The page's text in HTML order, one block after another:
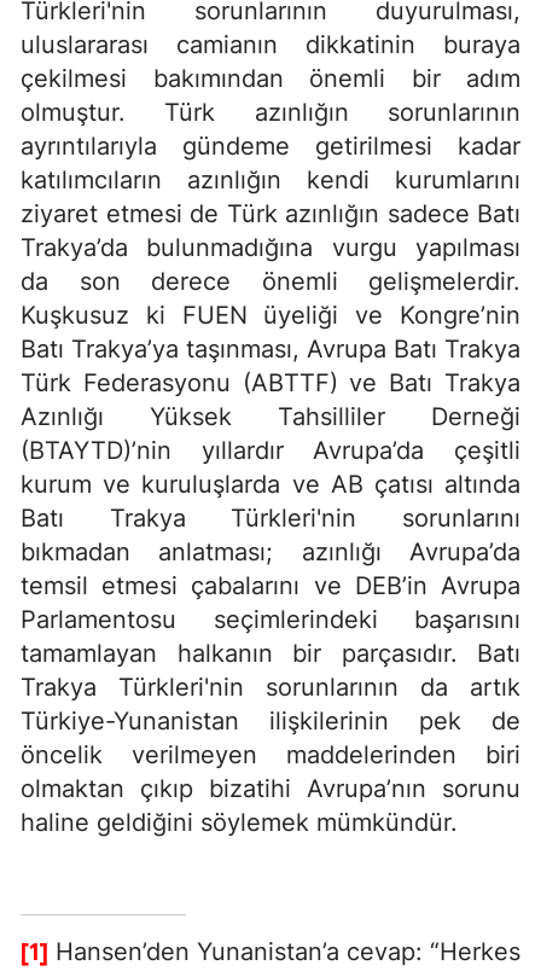
Türkleri'nin sorunlarının duyurulması,
uluslararası camianın dikkatinin buraya
çekilmesi bakımından önemli bir adım
olmuştur. Türk azınlığın sorunlarının
ayrıntılarıyla gündeme getirilmesi kadar
katılımcıların azınlığın kendi kurumlarını
ziyaret etmesi de Türk azınlığın sadece Batı
Trakya’da bulunmadığına vurgu yapılması
da son derece önemli gelişmelerdir.
Kuşkusuz ki FUEN üyeliği ve Kongre’nin
Batı Trakya’ya taşınması, Avrupa Batı Trakya
Türk Federasyonu (ABTTF) ve Batı Trakya
Azınlığı Yüksek Tahsilliler Derneği
(BTAYTD)’nin yıllardır Avrupa’da çeşitli
kurum ve kuruluşlarda ve AB çatısı altında
Batı Trakya Türkleri'nin sorunlarını
bıkmadan anlatması; azınlığı Avrupa’da
temsil etmesi çabalarını ve DEB’in Avrupa
Parlamentosu seçimlerindeki başarısını
tamamlayan halkanın bir parçasıdır. Batı
Trakya Türkleri'nin sorunlarının da artık
Türkiye-Yunanistan ilişkilerinin pek de
öncelik verilmeyen maddelerinden biri
olmaktan çıkıp bizatihi Avrupa’nın sorunu
haline geldiğini söylemek mümkündür.
[1] Hansen’den Yunanistan’a cevap: “Herkes